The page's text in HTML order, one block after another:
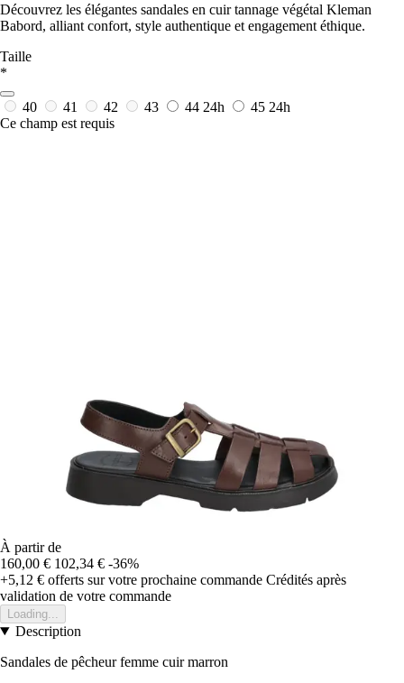
Découvrez les élégantes sandales en cuir tannage végétal Kleman
Babord, alliant confort, style authentique et engagement éthique.
Taille
*
40 41 42 43 44 24h 45 24h
Ce champ est requis
À partir de
160,00 € 102,34 € -36%
+5,12 € offerts sur votre prochaine commande Crédités après
validation de votre commande
Loading...
Description
Sandales de pêcheur femme cuir marron